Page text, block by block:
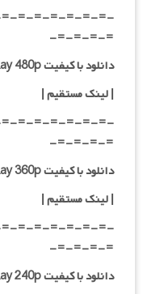
=-=-=-=-=-=-
=-=-=-=-
دانلود با کیفیت BluRay 480p ریلیز F2M
| لینک مستقیم|
=-=-=-=-=-=-
=-=-=-=-
دانلود با کیفیت BluRay 360p ریلیز F2M
| لینک مستقیم|
=-=-=-=-=-=-
=-=-=-=-
دانلود با کیفیت BluRay 240p ریلیز F2M